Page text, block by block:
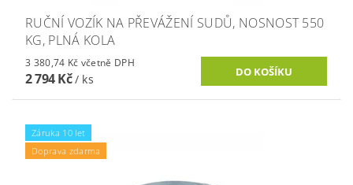
RUČNÍ VOZÍK NA PŘEVÁŽENÍ SUDŮ, NOSNOST 550
KG, PLNÁ KOLA
3 380,74 Kč včetně DPH
2 794 Kč/ ks
Záruka 10 let
Doprava zdarma